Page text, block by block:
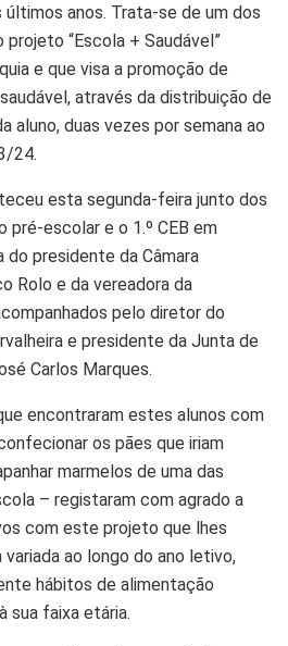
anos. Trata-se de um dos
“Escola + Saudável”
e que visa a promoção de
através da distribuição de
aluno, duas vezes por semana ao
24.
esta segunda-feira junto dos
pré-escolar e o 1.º CEB em
do presidente da Câmara
Rolo e da vereadora da
pelo diretor do
e presidente da Junta de
Carlos Marques.
encontraram estes alunos com
os pães que iriam
marmelos de uma das
– registaram com agrado a
com este projeto que lhes
ao longo do ano letivo,
hábitos de alimentação
sua faixa etária.